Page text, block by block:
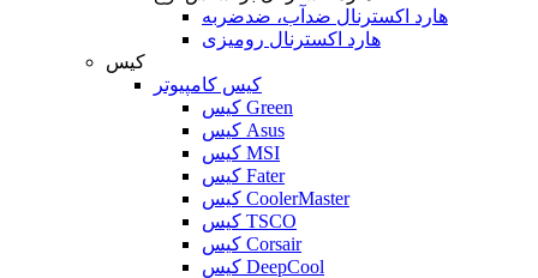
هارد اکسترنال ضدآب، ضدضربه
هارد اکسترنال رومیزی
کیس
کیس کامپیوتر
کیس Green
کیس Asus
کیس MSI
کیس Fater
کیس CoolerMaster
کیس TSCO
کیس Corsair
کیس DeepCool